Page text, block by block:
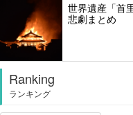
世界遺産「首
悲劇まとめ
Ranking
ランキング